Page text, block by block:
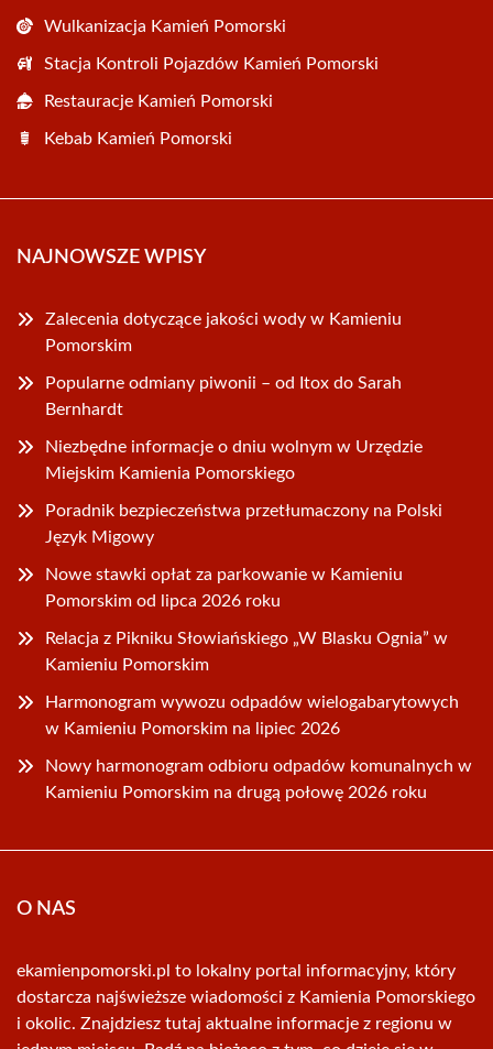
Wulkanizacja Kamień Pomorski
Stacja Kontroli Pojazdów Kamień Pomorski
Restauracje Kamień Pomorski
Kebab Kamień Pomorski
NAJNOWSZE WPISY
Zalecenia dotyczące jakości wody w Kamieniu
Pomorskim
Popularne odmiany piwonii – od Itox do Sarah
Bernhardt
Niezbędne informacje o dniu wolnym w Urzędzie
Miejskim Kamienia Pomorskiego
Poradnik bezpieczeństwa przetłumaczony na Polski
Język Migowy
Nowe stawki opłat za parkowanie w Kamieniu
Pomorskim od lipca 2026 roku
Relacja z Pikniku Słowiańskiego „W Blasku Ognia” w
Kamieniu Pomorskim
Harmonogram wywozu odpadów wielogabarytowych
w Kamieniu Pomorskim na lipiec 2026
Nowy harmonogram odbioru odpadów komunalnych w
Kamieniu Pomorskim na drugą połowę 2026 roku
O NAS
ekamienpomorski.pl to lokalny portal informacyjny, który
dostarcza najświeższe wiadomości z Kamienia Pomorskiego
i okolic. Znajdziesz tutaj aktualne informacje z regionu w